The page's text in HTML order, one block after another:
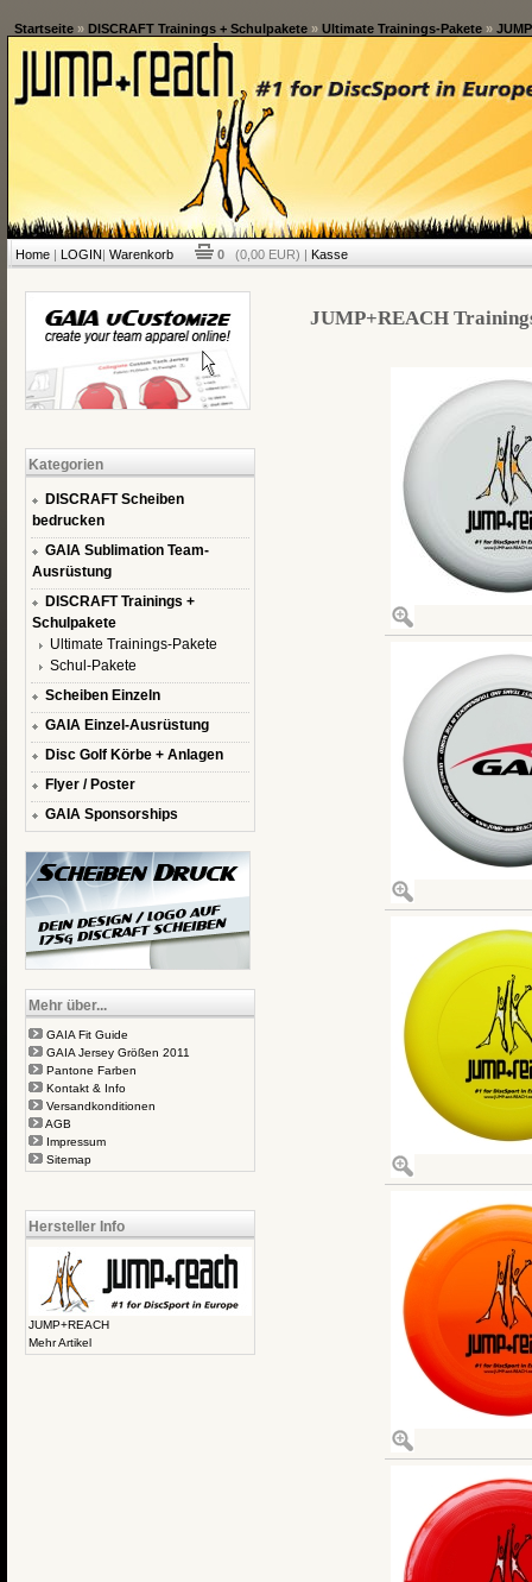
Startseite» DISCRAFT Trainings + Schulpakete» Ultimate Trainings-Pakete»
Home| LOGIN| Warenkorb 0 (0,00 EUR) | Kasse
Kategorien
DISCRAFT Scheiben
bedrucken
GAIA Sublimation Team-
Ausrüstung
DISCRAFT Trainings +
Schulpakete
Ultimate Trainings-Pakete
Schul-Pakete
Scheiben Einzeln
GAIA Einzel-Ausrüstung
Disc Golf Körbe + Anlagen
Flyer / Poster
GAIA Sponsorships
Mehr über...
GAIA Fit Guide
GAIA Jersey Größen 2011
Pantone Farben
Kontakt & Info
Versandkonditionen
AGB
Impressum
Sitemap
Hersteller Info
JUMP+REACH
Mehr Artikel
JUMP+REACH